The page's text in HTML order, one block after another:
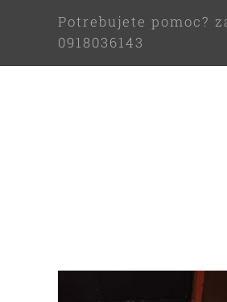
Potrebujete pomoc?
0918036143